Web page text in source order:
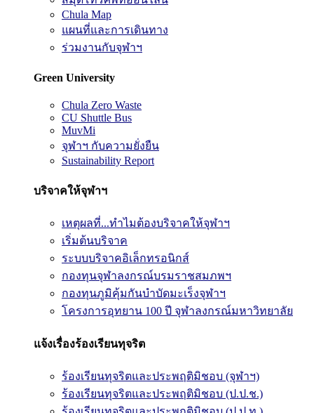
Chula Map
แผนที่และการเดินทาง
ร่วมงานกับจุฬาฯ
Green University
Chula Zero Waste
CU Shuttle Bus
MuvMi
จุฬาฯ กับความยั่งยืน
Sustainability Report
บริจาคให้จุฬาฯ
เหตุผลที่...ทำไมต้องบริจาคให้จุฬาฯ
เริ่มต้นบริจาค
ระบบบริจาคอิเล็กทรอนิกส์
กองทุนจุฬาลงกรณ์บรมราชสมภพฯ
กองทุนภูมิคุ้มกันบำบัดมะเร็งจุฬาฯ
โครงการอุทยาน 100 ปี จุฬาลงกรณ์มหาวิทยาลัย
แจ้งเรื่องร้องเรียนทุจริต
ร้องเรียนทุจริตและประพฤติมิชอบ (จุฬาฯ)
ร้องเรียนทุจริตและประพฤติมิชอบ (ป.ป.ช.)